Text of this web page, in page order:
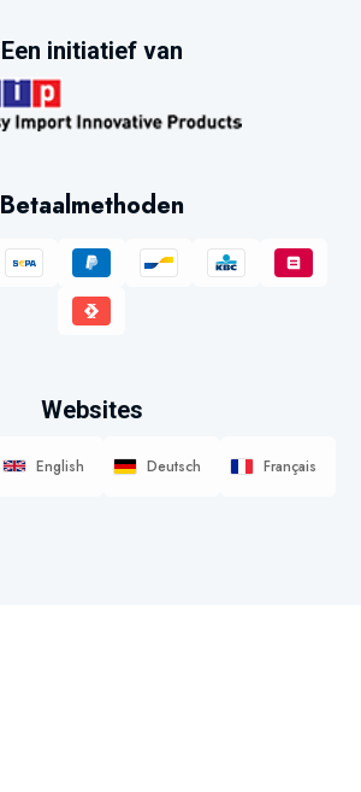
Een initiatief van
Betaalmethoden
Websites
English Deutsch Français